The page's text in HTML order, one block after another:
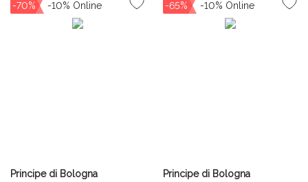
-70%
Principe di Bologna
-65%
Principe di Bologna